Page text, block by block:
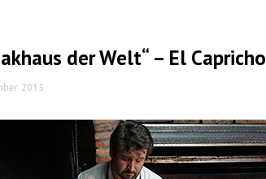
der Welt“ – El Capricho
2015